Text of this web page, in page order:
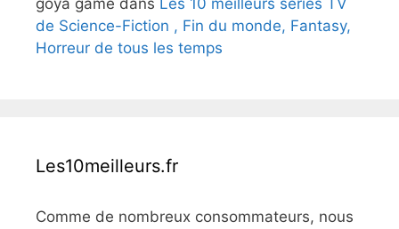
goya game dans Les 10 meilleurs séries TV
de Science-Fiction , Fin du monde, Fantasy,
Horreur de tous les temps
Les10meilleurs.fr
Comme de nombreux consommateurs, nous